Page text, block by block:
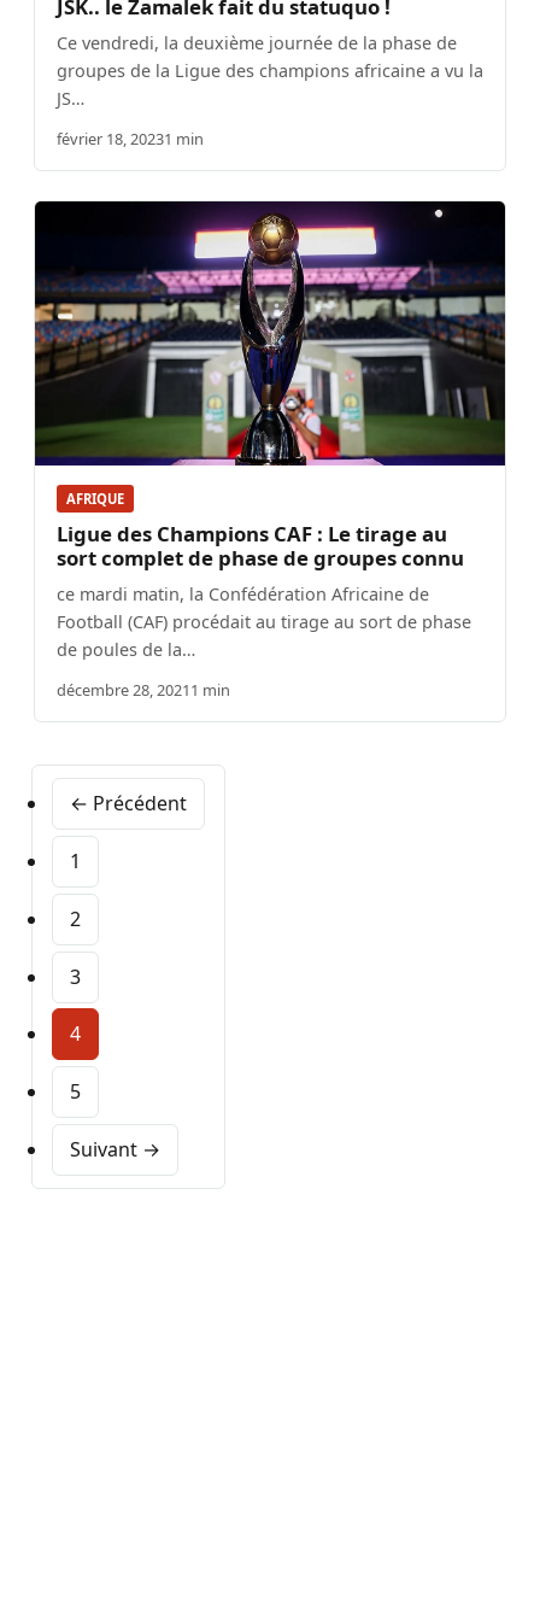
JSK.. le Zamalek fait du statuquo !
Ce vendredi, la deuxième journée de la phase de
groupes de la Ligue des champions africaine a vu la
JS…
février 18, 20231 min
AFRIQUE
Ligue des Champions CAF : Le tirage au
sort complet de phase de groupes connu
ce mardi matin, la Confédération Africaine de
Football (CAF) procédait au tirage au sort de phase
de poules de la…
décembre 28, 20211 min
← Précédent
1
2
3
4
5
Suivant →